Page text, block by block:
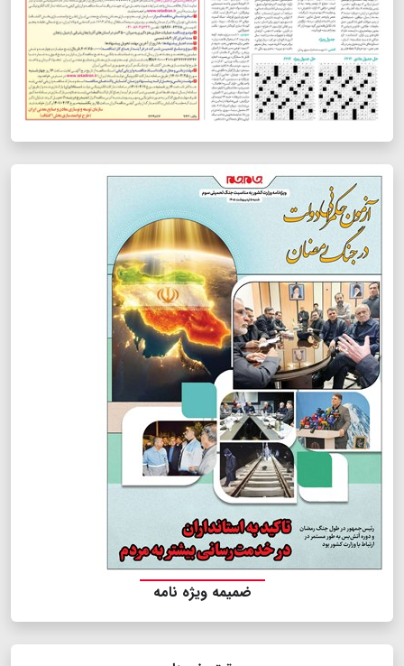
ضمیمه ویژه نامه